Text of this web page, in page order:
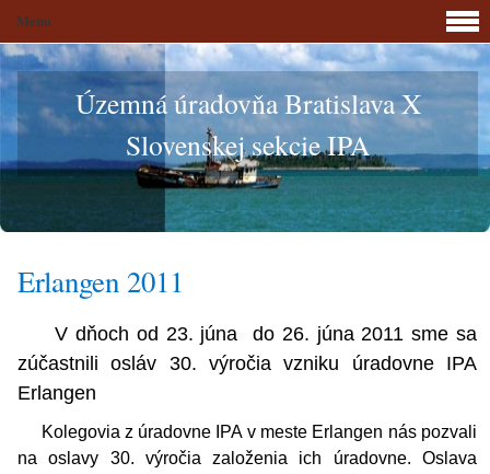
Územná úradovňa Bratislava X
Slovenskej sekcie IPA
Erlangen 2011
V dňoch od 23. júna do 26. júna 2011 sme sa
zúčastnili osláv 30. výročia vzniku úradovne IPA
Erlangen
Kolegovia z úradovne IPA v meste Erlangen nás pozvali
na oslavy 30. výročia založenia ich úradovne. Oslava
Menu